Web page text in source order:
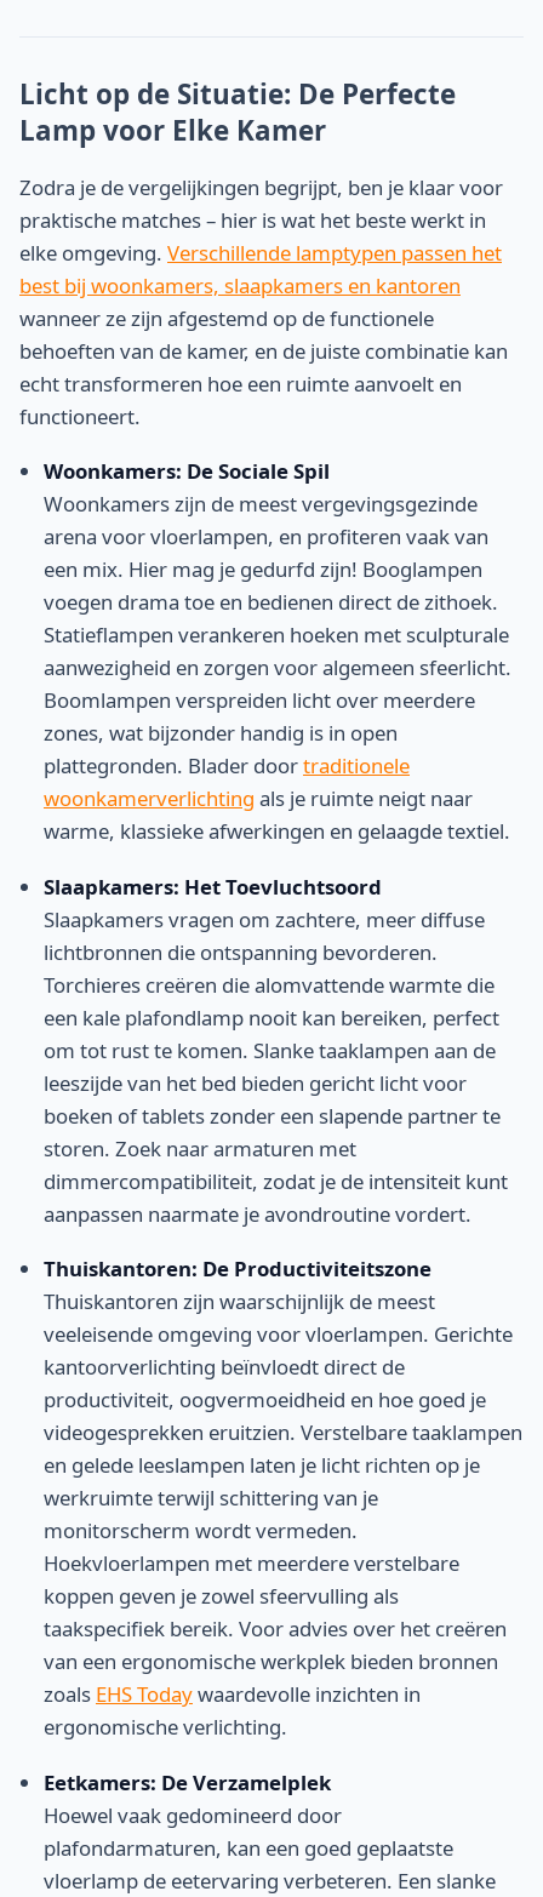
Licht op de Situatie: De Perfecte
Lamp voor Elke Kamer
Zodra je de vergelijkingen begrijpt, ben je klaar voor
praktische matches – hier is wat het beste werkt in
elke omgeving. Verschillende lamptypen passen het
best bij woonkamers, slaapkamers en kantoren
wanneer ze zijn afgestemd op de functionele
behoeften van de kamer, en de juiste combinatie kan
echt transformeren hoe een ruimte aanvoelt en
functioneert.
Woonkamers: De Sociale Spil
Woonkamers zijn de meest vergevingsgezinde
arena voor vloerlampen, en profiteren vaak van
een mix. Hier mag je gedurfd zijn! Booglampen
voegen drama toe en bedienen direct de zithoek.
Statieflampen verankeren hoeken met sculpturale
aanwezigheid en zorgen voor algemeen sfeerlicht.
Boomlampen verspreiden licht over meerdere
zones, wat bijzonder handig is in open
plattegronden. Blader doortraditionele
woonkamerverlichting als je ruimte neigt naar
warme, klassieke afwerkingen en gelaagde textiel.
Slaapkamers: Het Toevluchtsoord
Slaapkamers vragen om zachtere, meer diffuse
lichtbronnen die ontspanning bevorderen.
Torchieres creëren die alomvattende warmte die
een kale plafondlamp nooit kan bereiken, perfect
om tot rust te komen. Slanke taaklampen aan de
leeszijde van het bed bieden gericht licht voor
boeken of tablets zonder een slapende partner te
storen. Zoek naar armaturen met
dimmercompatibiliteit, zodat je de intensiteit kunt
aanpassen naarmate je avondroutine vordert.
Thuiskantoren: De Productiviteitszone
Thuiskantoren zijn waarschijnlijk de meest
veeleisende omgeving voor vloerlampen. Gerichte
kantoorverlichting beïnvloedt direct de
productiviteit, oogvermoeidheid en hoe goed je
videogesprekken eruitzien. Verstelbare taaklampen
en gelede leeslampen laten je licht richten op je
werkruimte terwijl schittering van je
monitorscherm wordt vermeden.
Hoekvloerlampen met meerdere verstelbare
koppen geven je zowel sfeervulling als
taakspecifiek bereik. Voor advies over het creëren
van een ergonomische werkplek bieden bronnen
zoals EHS Todaywaardevolle inzichten in
ergonomische verlichting.
Eetkamers: De Verzamelplek
Hoewel vaak gedomineerd door
plafondarmaturen, kan een goed geplaatste
vloerlamp de eetervaring verbeteren. Een slanke